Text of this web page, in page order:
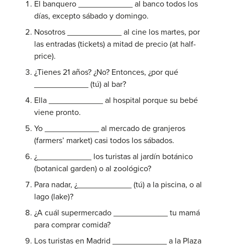
El banquero ____________ al banco todos los
días, excepto sábado y domingo.
Nosotros ____________ al cine los martes, por
las entradas (tickets) a mitad de precio (at half-
price).
¿Tienes 21 años? ¿No? Entonces, ¿por qué
____________ (tú) al bar?
Ella ____________ al hospital porque su bebé
viene pronto.
Yo ____________ al mercado de granjeros
(farmers’ market) casi todos los sábados.
¿____________ los turistas al jardín botánico
(botanical garden) o al zoológico?
Para nadar, ¿____________ (tú) a la piscina, o al
lago (lake)?
¿A cuál supermercado ____________ tu mamá
para comprar comida?
Los turistas en Madrid ____________ a la Plaza